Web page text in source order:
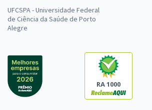
UFCSPA - Universidade Federal
de Ciência da Saúde de Porto
Alegre
RA 1000